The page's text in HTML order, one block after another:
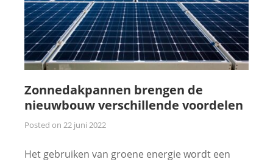
Zonnedakpannen brengen de
nieuwbouw verschillende voordelen
Posted on 22 juni 2022
Het gebruiken van groene energie wordt een